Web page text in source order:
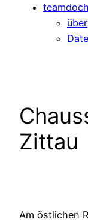
über
Zittau
Am östlichen